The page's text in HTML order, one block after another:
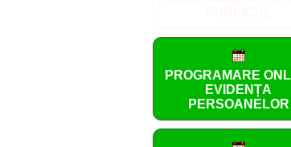
PROGRAMARE
EVIDENȚA
PERSOANELOR